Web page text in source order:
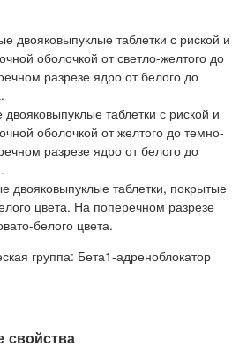
двояковыпуклые таблетки с риской и
оболочкой от светло-желтого до
разрезе ядро от белого до
таблетки с риской и
оболочкой от желтого до темно-
разрезе ядро от белого до
двояковыпуклые таблетки, покрытые
цвета. На поперечном разрезе
белого цвета.
группа: Бета1-адреноблокатор
свойства